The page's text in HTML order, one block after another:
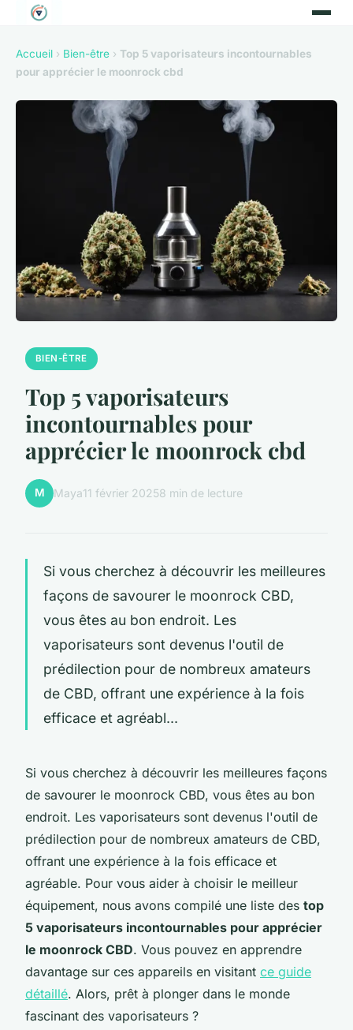
Accueil › Bien-être › Top 5 vaporisateurs incontournables
pour apprécier le moonrock cbd
BIEN-ÊTRE
Top 5 vaporisateurs
incontournables pour
apprécier le moonrock cbd
M Maya11 février 20258 min de lecture
Si vous cherchez à découvrir les meilleures
façons de savourer le moonrock CBD,
vous êtes au bon endroit. Les
vaporisateurs sont devenus l'outil de
prédilection pour de nombreux amateurs
de CBD, offrant une expérience à la fois
efficace et agréabl...
Si vous cherchez à découvrir les meilleures façons
de savourer le moonrock CBD, vous êtes au bon
endroit. Les vaporisateurs sont devenus l'outil de
prédilection pour de nombreux amateurs de CBD,
offrant une expérience à la fois efficace et
agréable. Pour vous aider à choisir le meilleur
équipement, nous avons compilé une liste des top
5 vaporisateurs incontournables pour apprécier
le moonrock CBD. Vous pouvez en apprendre
davantage sur ces appareils en visitant ce guide
détaillé. Alors, prêt à plonger dans le monde
fascinant des vaporisateurs ?